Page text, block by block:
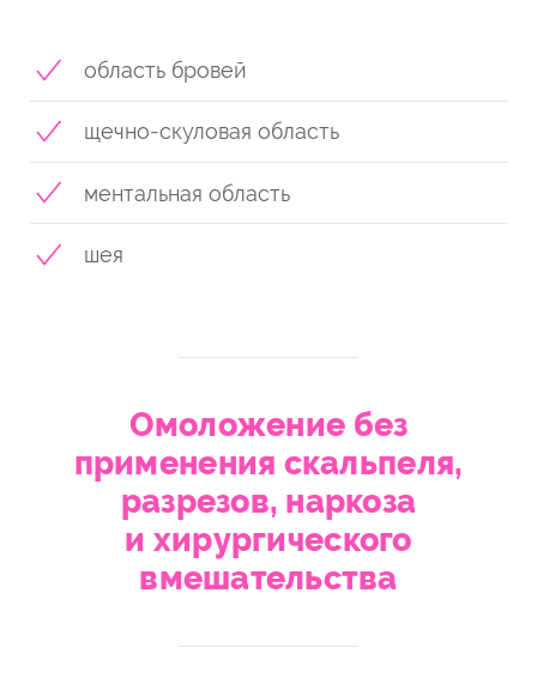
область бровей
щечно-скуловая область
ментальная область
шея
Омоложение без
применения скальпеля,
разрезов, наркоза
и хирургического
вмешательства